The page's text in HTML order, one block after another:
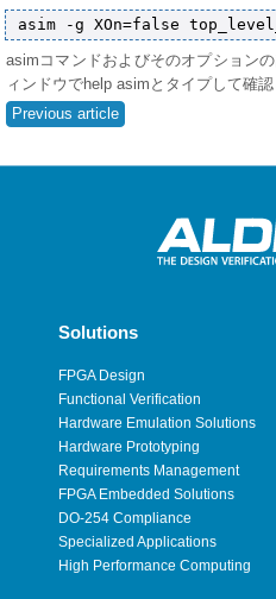
asimコマンドおよびそのオプション
ィンドウでhelp asimとタイプして確認
Previous article
Solutions
FPGA Design
Functional Verification
Hardware Emulation Solutions
Hardware Prototyping
Requirements Management
FPGA Embedded Solutions
DO-254 Compliance
Specialized Applications
High Performance Computing